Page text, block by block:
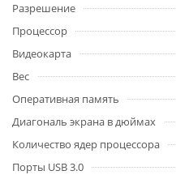
Разрешение
Процессор
Видеокарта
Вес
Оперативная память
Диагональ экрана в дюймах
Количество ядер процессора
Порты USB 3.0